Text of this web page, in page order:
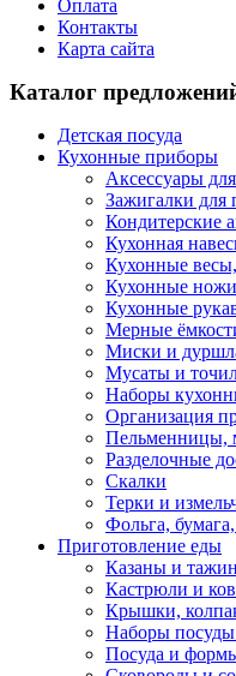
Оплата
Контакты
Карта сайта
Каталог
Детская посуда
Кухонные приборы
Аксессуары
Зажигалки для
Кондитерские
Кухонная
Кухонные
Кухонные
Кухонные
Мерные
Миски и
Мусаты и
Наборы
Организация
Пельменницы,
Разделочные
Скалки
Терки и
Фольга,
Приготовление еды
Казаны и
Кастрюли и
Крышки,
Наборы посуды
Посуда и